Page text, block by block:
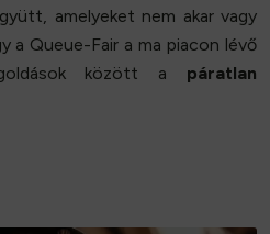
amelyeket nem akar vagy
a Queue-Fair a ma piacon lévő
között a páratlan